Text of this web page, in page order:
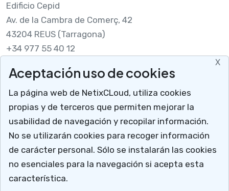
Mucho más que un programa para talleres
NetixCloud permite gestionar y administrar tu
X
Aceptación uso de cookies
La página web de NetixCLoud, utiliza cookies
propias y de terceros que permiten mejorar la
usabilidad de navegación y recopilar información.
No se utilizarán cookies para recoger información
de carácter personal. Sólo se instalarán las cookies
no esenciales para la navegación si acepta esta
característica.
Edificio Cepid
Av. de la Cambra de Comerç, 42
43204 REUS (Tarragona)
+34 977 55 40 12
Legal
Nota legal
RGPDUE
Cómo llegar
Descargar soporte